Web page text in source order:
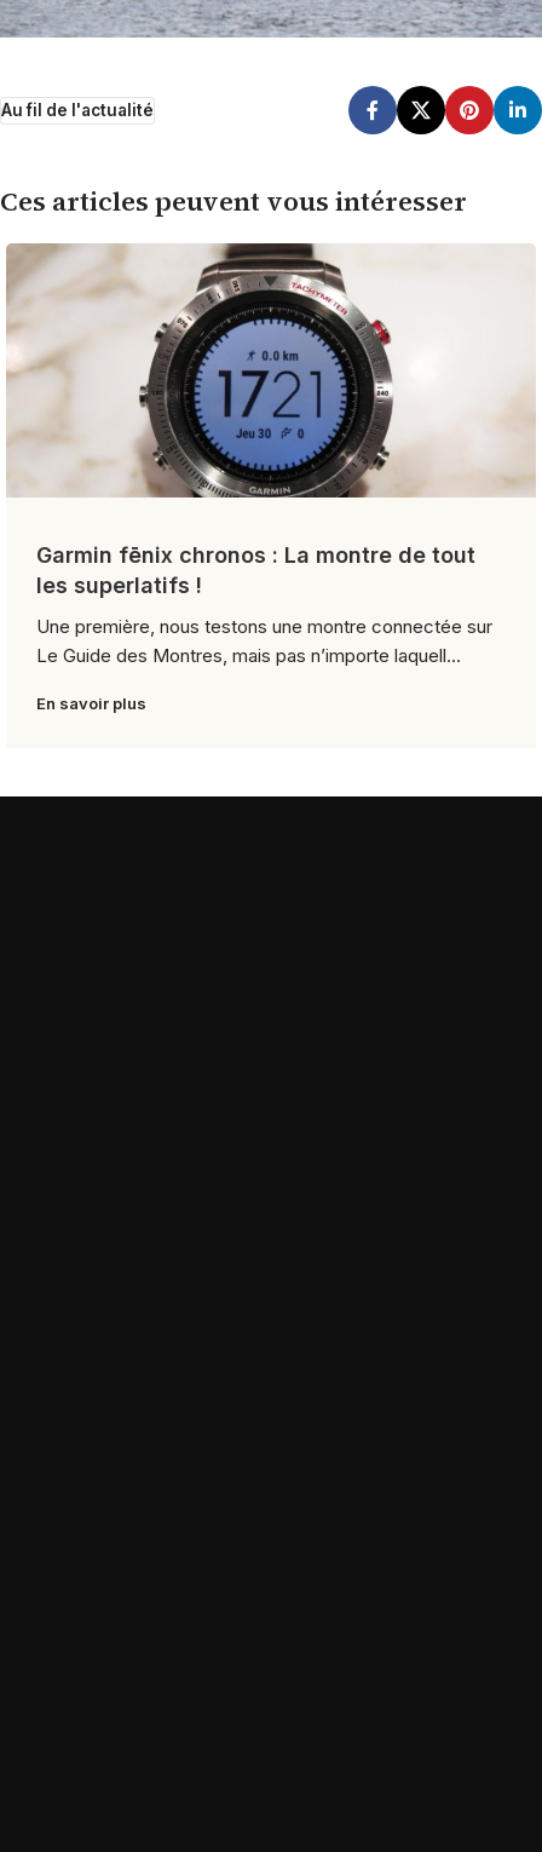
Au fil de l'actualité
Ces articles peuvent vous intéresser
Garmin fēnix chronos : La montre de tout
les superlatifs !
Une première, nous testons une montre connectée sur
Le Guide des Montres, mais pas n’importe laquell...
En savoir plus